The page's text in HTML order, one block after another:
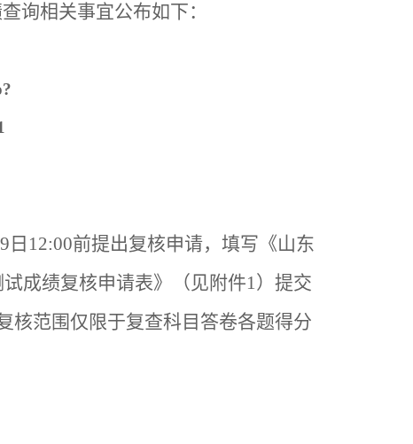
询相关事宜公布如下：
9 日 12:00前提出复核申请，填写《山东
成绩复核申请表》（见附件1）提交
核范围仅限于复查科目答卷各题得分